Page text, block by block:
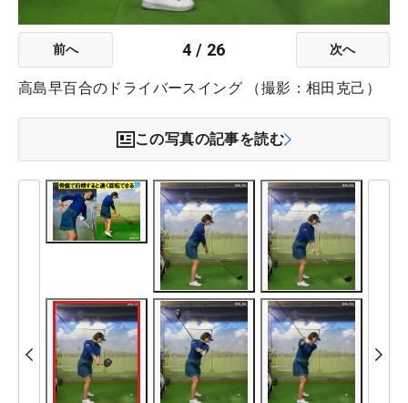
前へ 4 / 26 次へ
高島早百合のドライバースイング （撮影：相田克己）
この写真の記事を読む